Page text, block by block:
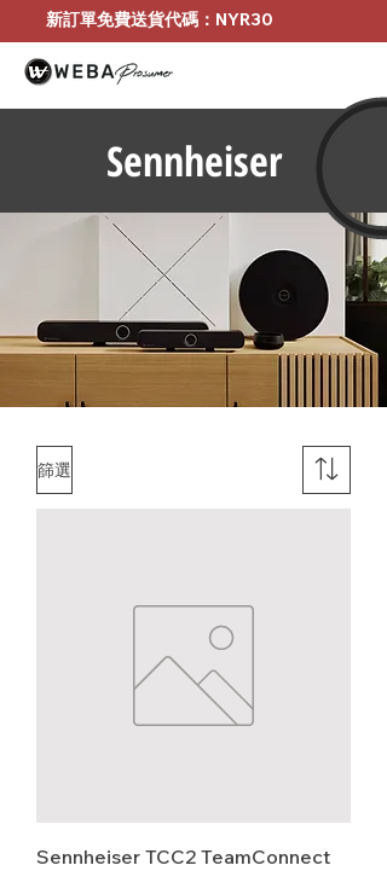
新訂單免費送貨代碼：NYR30
Sennheiser
篩選
Sennheiser TCC2 TeamConnect